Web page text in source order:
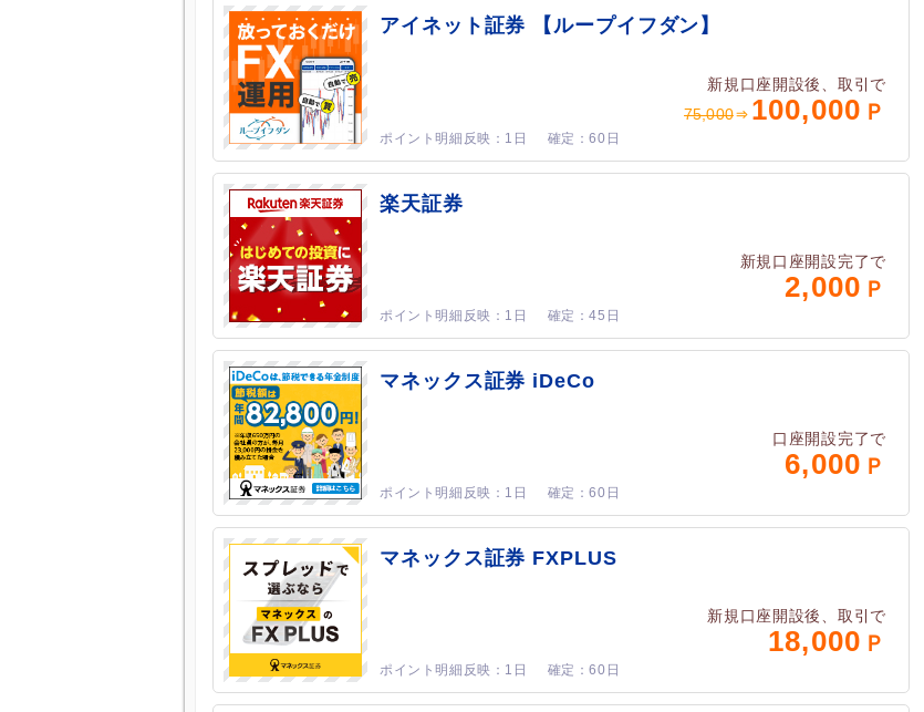
アイネット証券 【ループイフダン】
新規口座開設後、取引で
75,000
100,000
1日 60日
楽天証券
新規口座開設完了で
2,000
1日 45日
マネックス証券 iDeCo
口座開設完了で
6,000
1日 60日
マネックス証券 FXPLUS
新規口座開設後、取引で
18,000
1日 60日